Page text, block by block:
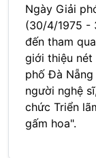
Ngày Giải
(30/4/1975 -
đến tham
giới thiệu nét
phố Đà
người nghệ
chức Triển
gấm hoa".